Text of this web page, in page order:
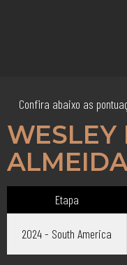
Confira abaixo as
WESLEY
Etapa
2024 - South America